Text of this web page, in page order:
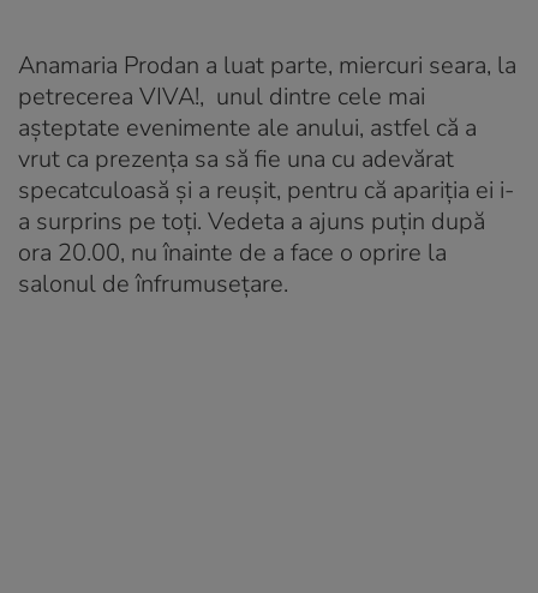
Anamaria Prodan a luat parte, miercuri seara, la
petrecerea VIVA!, unul dintre cele mai
aşteptate evenimente ale anului, astfel că a
vrut ca prezenţa sa să fie una cu adevărat
specatculoasă și a reușit, pentru că apariția ei i-
a surprins pe toți. Vedeta a ajuns puțin după
ora 20.00, nu înainte de a face o oprire la
salonul de înfrumusețare.